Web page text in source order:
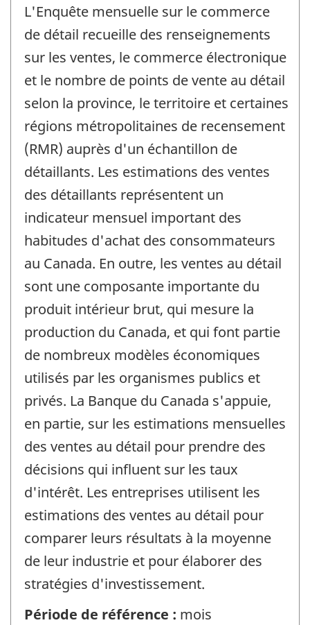
L'Enquête mensuelle sur le commerce
de détail recueille des renseignements
sur les ventes, le commerce électronique
et le nombre de points de vente au détail
selon la province, le territoire et certaines
régions métropolitaines de recensement
(RMR) auprès d'un échantillon de
détaillants. Les estimations des ventes
des détaillants représentent un
indicateur mensuel important des
habitudes d'achat des consommateurs
au Canada. En outre, les ventes au détail
sont une composante importante du
produit intérieur brut, qui mesure la
production du Canada, et qui font partie
de nombreux modèles économiques
utilisés par les organismes publics et
privés. La Banque du Canada s'appuie,
en partie, sur les estimations mensuelles
des ventes au détail pour prendre des
décisions qui influent sur les taux
d'intérêt. Les entreprises utilisent les
estimations des ventes au détail pour
comparer leurs résultats à la moyenne
de leur industrie et pour élaborer des
stratégies d'investissement.
Période de référence : mois